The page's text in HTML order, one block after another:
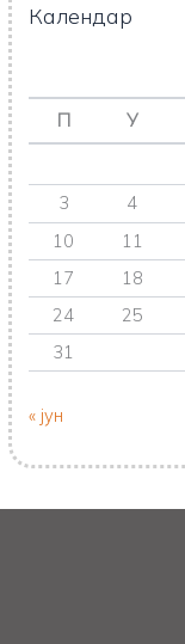
Календар
П У
3
4
10
11
17
18
24
25
31
« јун